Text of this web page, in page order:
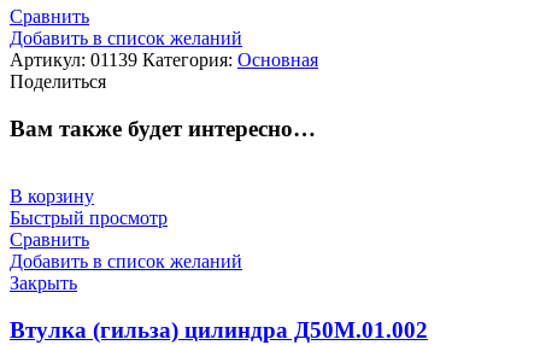
Сравнить
Добавить в список желаний
Артикул: 01139 Категория: Основная
Поделиться
Вам также будет интересно…
В корзину
Быстрый просмотр
Сравнить
Добавить в список желаний
Закрыть
Втулка (гильза) цилиндра Д50М.01.002